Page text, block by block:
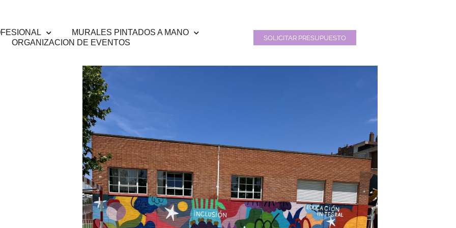
MURALES PINTADOS A MANO
ORGANIZACION DE EVENTOS
SOLICITAR PRESUPUESTO